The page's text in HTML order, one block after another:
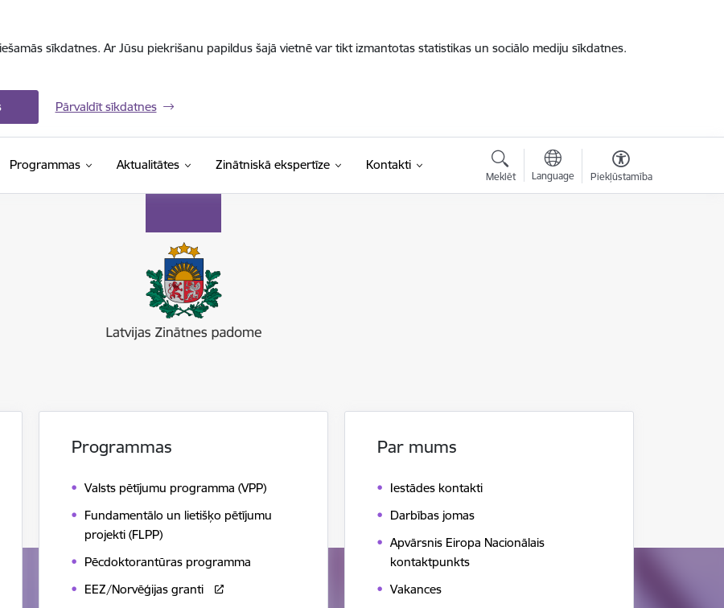
sīkdatnes. Ar Jūsu piekrišanu papildus šajā vietnē var tikt izmantotas statistikas un sociālo mediju sīkdatnes.
Pārvaldīt sīkdatnes
Programmas Aktualitātes Zinātniskā ekspertīze Kontakti
Meklēt Language Piekļūstamība
Programmas
Valsts pētījumu programma (VPP)
Fundamentālo un lietišķo pētījumu
projekti (FLPP)
Pēcdoktorantūras programma
EEZ/Norvēģijas granti
Par mums
Iestādes kontakti
Darbības jomas
Apvārsnis Eiropa Nacionālais
kontaktpunkts
Vakances